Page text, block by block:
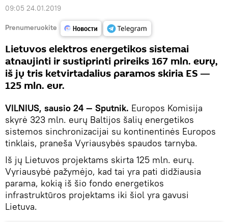
09:05 24.01.2019
Prenumeruokite
Lietuvos elektros energetikos sistemai
atnaujinti ir sustiprinti prireiks 167 mln. eurų,
iš jų tris ketvirtadalius paramos skiria ES ―
125 mln. eur.
VILNIUS, sausio 24 — Sputnik. Europos Komisija
skyrė 323 mln. eurų Baltijos šalių energetikos
sistemos sinchronizacijai su kontinentinės Europos
tinklais, praneša Vyriausybės spaudos tarnyba.
Iš jų Lietuvos projektams skirta 125 mln. eurų.
Vyriausybė pažymėjo, kad tai yra pati didžiausia
parama, kokią iš šio fondo energetikos
infrastruktūros projektams iki šiol yra gavusi
Lietuva.